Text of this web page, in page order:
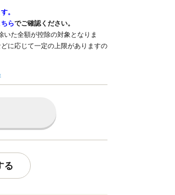
。
らでご確認ください。
た全額が控除の対象となりま
に応じて一定の上限がありますの
る